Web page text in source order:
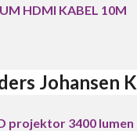
HDMI KABEL 10M
Johansen K
projektor 3400 lumen